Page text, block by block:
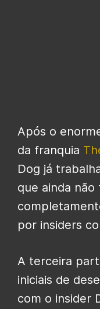
Após o
da franquia
Dog já
que ainda não
por insiders
A terceira
iniciais de
com o insider